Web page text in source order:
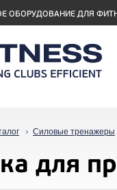
ОБОРУДОВАНИЕ ДЛЯ
Силовые тренажеры
для